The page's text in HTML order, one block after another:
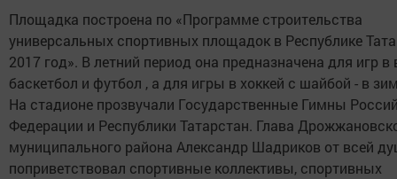
Площадка построена по «Программе строительства
универсальных спортивных площадок в Республике
2017 год». В летний период она предназначена для игр в
баскетбол и футбол , а для игры в хоккей с шайбой - в
На стадионе прозвучали Государственные Гимны
Федерации и Республики Татарстан. Глава
муниципального района Александр Шадриков от всей
поприветствовал спортивные коллективы, спортивных